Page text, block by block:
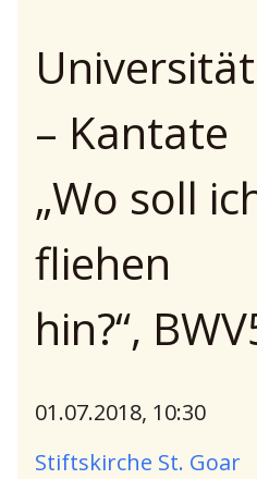
– Kantate
„Wo soll
fliehen
hin?“,
01.07.2018, 10:30
Stiftskirche St. Goar